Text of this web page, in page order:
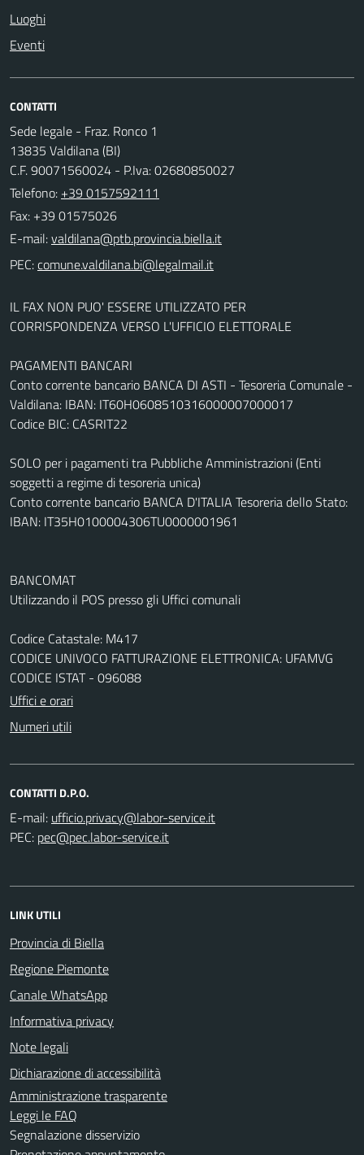
Luoghi
Eventi
CONTATTI
Sede legale - Fraz. Ronco 1
13835 Valdilana (BI)
C.F. 90071560024 - P.Iva: 02680850027
Telefono: +39 0157592111
Fax: +39 01575026
E-mail:
PEC:
IL FAX NON PUO' ESSERE UTILIZZATO PER
CORRISPONDENZA VERSO L'UFFICIO ELETTORALE
PAGAMENTI BANCARI
Conto corrente bancario BANCA DI ASTI - Tesoreria Comunale -
Valdilana: IBAN: IT60H0608510316000007000017
Codice BIC: CASRIT22
SOLO per i pagamenti tra Pubbliche Amministrazioni (Enti
soggetti a regime di tesoreria unica)
Conto corrente bancario BANCA D'ITALIA Tesoreria dello Stato:
IBAN: IT35H0100004306TU0000001961
BANCOMAT
Utilizzando il POS presso gli Uffici comunali
Codice Catastale: M417
CODICE UNIVOCO FATTURAZIONE ELETTRONICA: UFAMVG
CODICE ISTAT - 096088
Uffici e orari
Numeri utili
CONTATTI D.P.O.
E-mail:
PEC:
LINK UTILI
Provincia di Biella
Regione Piemonte
Canale WhatsApp
Informativa privacy
Note legali
Dichiarazione di accessibilità
Amministrazione trasparente
Leggi le FAQ
Segnalazione disservizio